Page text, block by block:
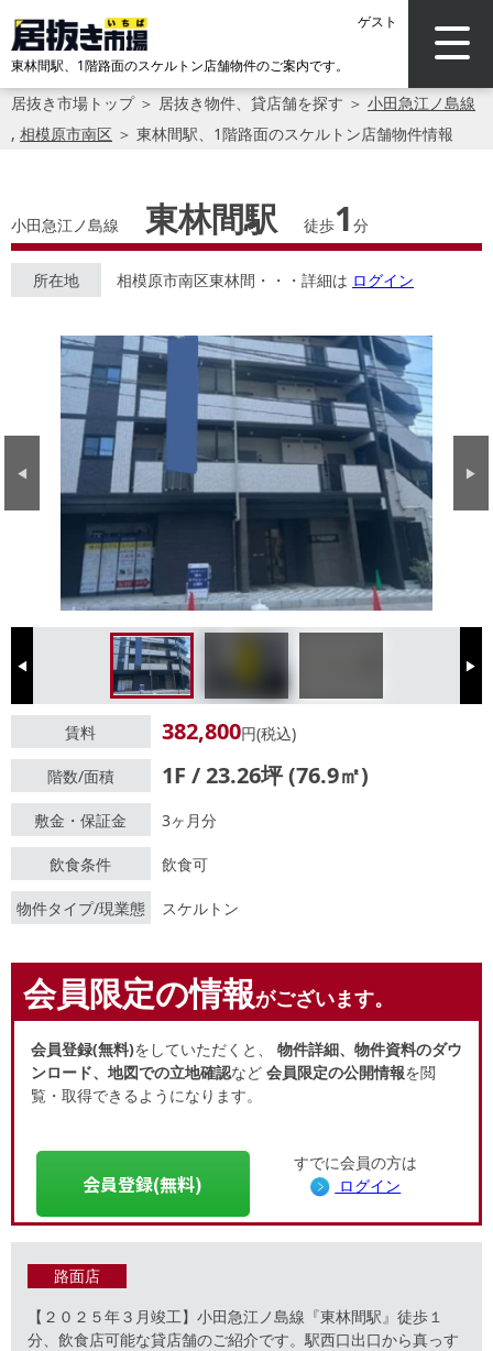
ゲスト
東林間駅、1階路面のスケルトン店舗物件のご案内です。
居抜き市場トップ＞ 居抜き物件、貸店舗を探す ＞ 小田急江ノ島線
, 相模原市南区 ＞ 東林間駅、1階路面のスケルトン店舗物件情報
小田急江ノ島線 東林間駅 徒歩1 分
所在地 相模原市南区東林間・・・詳細は ログイン
Previous Next
Previous Next
賃料 382,800円(税込)
階数/面積 1F / 23.26坪 (76.9㎡)
敷金・保証金 3ヶ月分
飲食条件 飲食可
物件タイプ/現業態 スケルトン
会員限定の情報がございます。
会員登録(無料)をしていただくと、 物件詳細、物件資料のダウ
ンロード、地図での立地確認など 会員限定の公開情報を閲
覧・取得できるようになります。
会員登録(無料)
すでに会員の方は
ログイン
路面店
【２０２５年３月竣工】小田急江ノ島線『東林間駅』徒歩１
分、飲食店可能な貸店舗のご紹介です。駅西口出口から真っす